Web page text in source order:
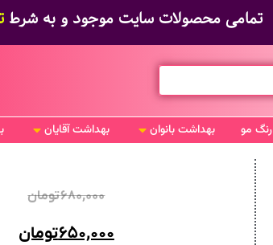
تمامی محصولات سایت موجود و به شرط
رنگ مو بهداشت بانوان بهداشت آقایان
۶۸۰,۰۰۰تومان
۶۵۰,۰۰۰تومان